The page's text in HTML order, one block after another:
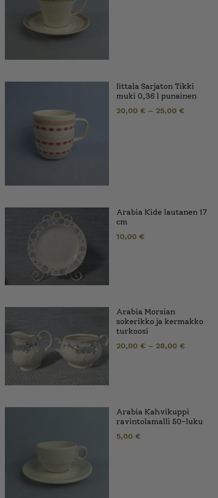
Iittala Sarjaton Tikki
muki 0,36 l punainen
20,00 € – 25,00 €
Arabia Kide lautanen 17
cm
10,00 €
Arabia Morsian
sokerikko ja kermakko
turkoosi
20,00 € – 28,00 €
Arabia Kahvikuppi
ravintolamalli 50-luku
5,00 €